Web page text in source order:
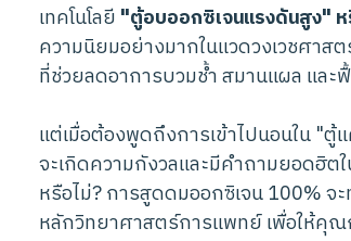
เทคโนโลยี "ตู้อบออกซิเจนแรงดันสูง"
ความนิยมอย่างมากในแวดวงเวชศา
ที่ช่วยลดอาการบวมช้ำ สมานแผล และ
แต่เมื่อต้องพูดถึงการเข้าไปนอนใน "
จะเกิดความกังวลและมีคำถามยอดฮิต
หรือไม่? การสูดดมออกซิเจน 100%
หลักวิทยาศาสตร์การแพทย์ เพื่อให้คุณ